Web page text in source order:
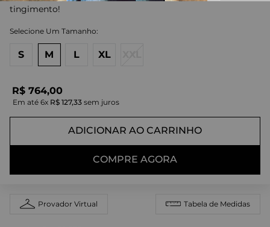
tingimento!
S M L XL
R$ 764,00
Em até 6x R$ 127,33 sem juros
ADICIONAR AO CARRINHO
COMPRE AGORA
Provador Virtual Tabela de Medidas